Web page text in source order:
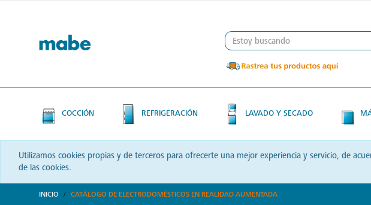
COCCIÓN REFRIGERACIÓN LAVADO Y SECADO
Utilizamos cookies propias y de terceros para ofrecerte una mejor experiencia y servicio, de
de las cookies.
INICIO CATÁLOGO DE ELECTRODOMÉSTICOS EN REALIDAD AUMENTADA